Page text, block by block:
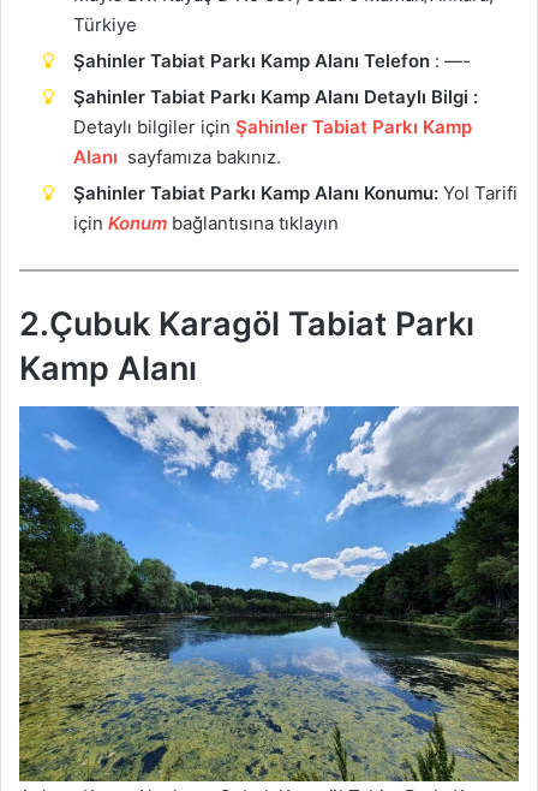
Türkiye
Şahinler Tabiat Parkı Kamp Alanı Telefon : —-
Şahinler Tabiat Parkı Kamp Alanı Detaylı Bilgi :
Detaylı bilgiler için Şahinler Tabiat Parkı Kamp
Alanı sayfamıza bakınız.
Şahinler Tabiat Parkı Kamp Alanı Konumu: Yol Tarifi
için Konum bağlantısına tıklayın
2.Çubuk Karagöl Tabiat Parkı
Kamp Alanı